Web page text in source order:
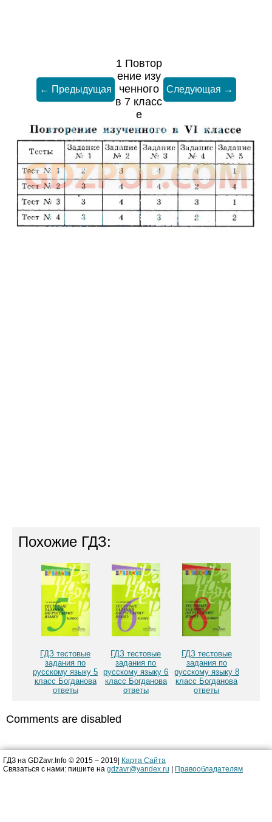
← Предыдущая
1 Повтор
ение изу
ченного
в 7 класс
е
Следующая →
Похожие ГДЗ:
ГДЗ тестовые
задания по
русскому языку 5
класс Богданова
ответы
ГДЗ тестовые
задания по
русскому языку 6
класс Богданова
ответы
ГДЗ тестовые
задания по
русскому языку 8
класс Богданова
ответы
Comments are disabled
ГДЗ на GDZavr.Info © 2015 – 2019| Карта Сайта
Связаться с нами: пишите на gdzavr@yandex.ru Правообладателям